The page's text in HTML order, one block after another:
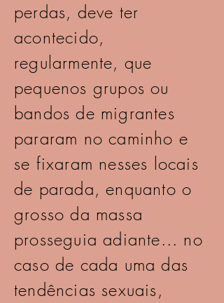
perdas, deve ter
acontecido,
regularmente, que
pequenos grupos ou
bandos de migrantes
pararam no caminho e
se fixaram nesses locais
de parada, enquanto o
grosso da massa
prosseguia adiante... no
caso de cada uma das
tendências sexuais,